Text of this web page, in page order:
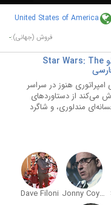
United States of America
فروش (جهانی):-
دانلود فیلم جنگ ستارگان: ماندالورین و گروگو Star Wars: The
هنوز در سراسر
می‌کند از دستاوردهای
مندلوری، و شاگرد
Jonny Coyne
Dave Filoni